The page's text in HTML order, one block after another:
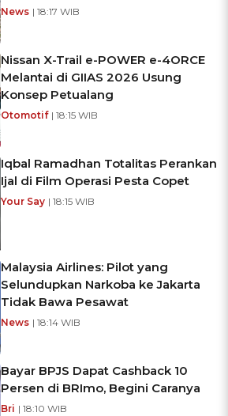
News | 18:17 WIB
Nissan X-Trail e-POWER e-4ORCE
Melantai di GIIAS 2026 Usung
Konsep Petualang
Otomotif | 18:15 WIB
Iqbal Ramadhan Totalitas Perankan
Ijal di Film Operasi Pesta Copet
Your Say | 18:15 WIB
Malaysia Airlines: Pilot yang
Selundupkan Narkoba ke Jakarta
Tidak Bawa Pesawat
News | 18:14 WIB
Bayar BPJS Dapat Cashback 10
Persen di BRImo, Begini Caranya
Bri | 18:10 WIB